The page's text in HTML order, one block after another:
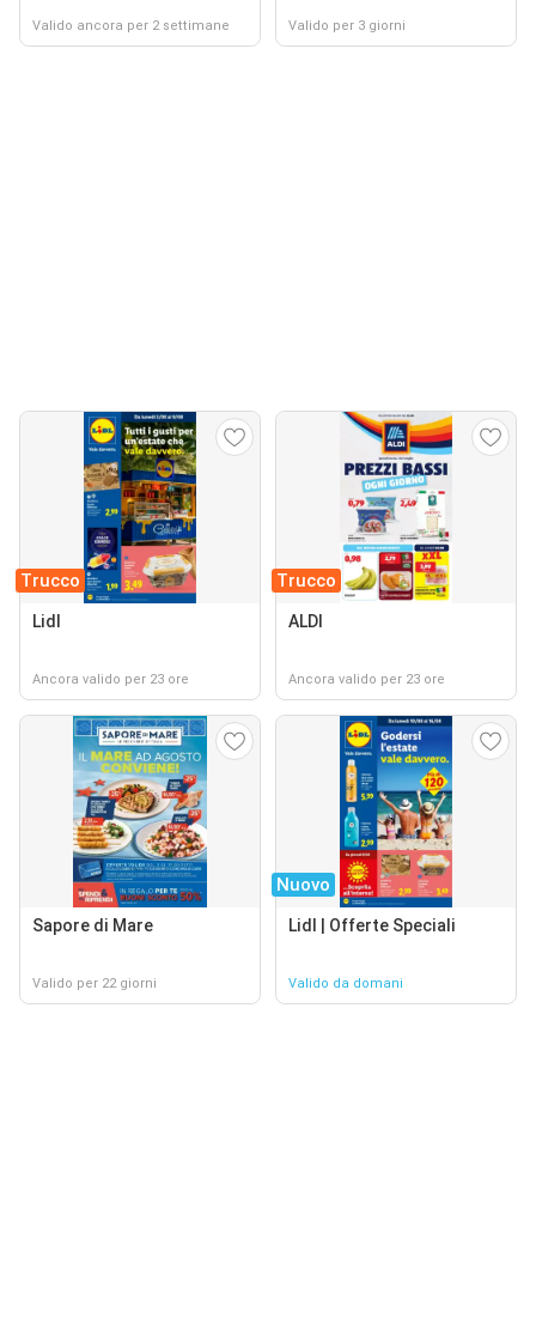
Valido ancora per 2 settimane Valido per 3 giorni
Trucco
Lidl
Ancora valido per 23 ore
Trucco
ALDI
Ancora valido per 23 ore
Sapore di Mare
Valido per 22 giorni
Nuovo
Lidl | Offerte Speciali
Valido da domani